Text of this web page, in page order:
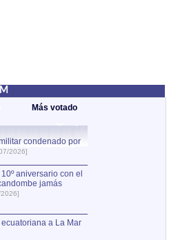
Más votado
condenado por
2026]
aniversario con el
jamás
a La Mar